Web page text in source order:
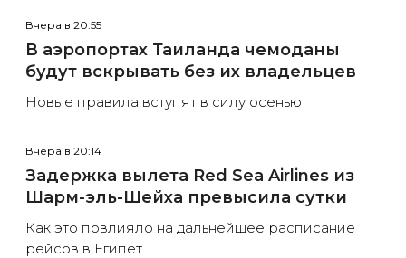
Вчера в 20:55
В аэропортах Таиланда чемоданы
будут вскрывать без их владельцев
Новые правила вступят в силу осенью
Вчера в 20:14
Задержка вылета Red Sea Airlines из
Шарм-эль-Шейха превысила сутки
Как это повлияло на дальнейшее расписание
рейсов в Египет